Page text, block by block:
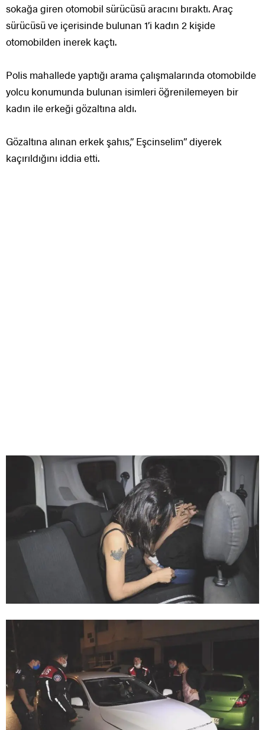
sokağa giren otomobil sürücüsü aracını bıraktı. Araç
sürücüsü ve içerisinde bulunan 1’i kadın 2 kişide
otomobilden inerek kaçtı.
Polis mahallede yaptığı arama çalışmalarında otomobilde
yolcu konumunda bulunan isimleri öğrenilemeyen bir
kadın ile erkeği gözaltına aldı.
Gözaltına alınan erkek şahıs,” Eşcinselim” diyerek
kaçırıldığını iddia etti.